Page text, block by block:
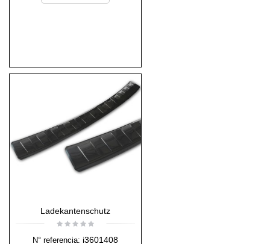
Ladekantenschutz
N° referencia: i3601408